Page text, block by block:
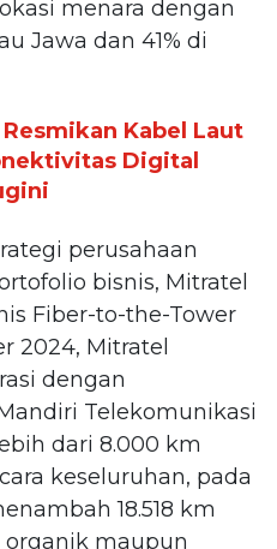
menara dengan
Jawa dan 41% di
Kabel Laut
Digital
perusahaan
bisnis, Mitratel
Fiber-to-the-Tower
2024, Mitratel
dengan
Telekomunikasi
dari 8.000 km
keseluruhan, pada
18.518 km
organik maupun